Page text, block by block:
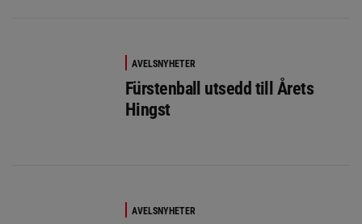
AVELSNYHETER
Fürstenball utsedd till Årets
Hingst
AVELSNYHETER